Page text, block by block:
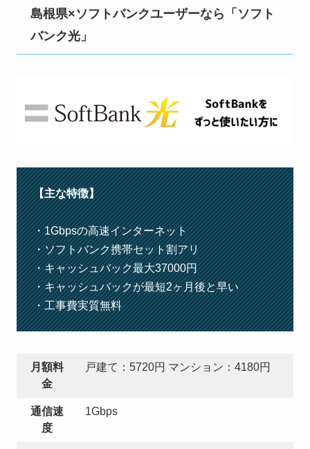
島根県×ソフトバンクユーザーなら「ソフト
バンク光」
【主な特徴】
・1Gbpsの高速インターネット
・ソフトバンク携帯セット割アリ
・キャッシュバック最大37000円
・キャッシュバックが最短2ヶ月後と早い
・工事費実質無料
月額料
金
戸建て：5720円 マンション：4180円
通信速
度
1Gbps